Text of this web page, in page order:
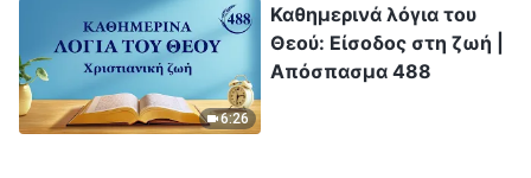
6:26
Καθημερινά λόγια του
Θεού: Είσοδος στη ζωή |
Απόσπασμα 488